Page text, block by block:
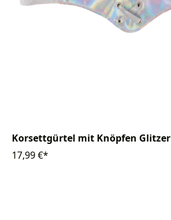
Korsettgürtel mit Knöpfen Glitzer
17,99 €*